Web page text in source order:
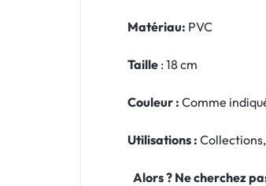
Matériau: PVC
Taille : 18 cm
Couleur : Comme
Utilisations :
Alors ? Ne cherchez